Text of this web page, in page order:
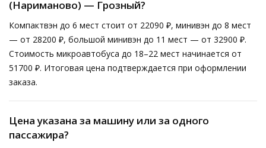
(Нариманово) — Грозный?
Компактвэн до 6 мест стоит от 22090 ₽, минивэн до 8 мест
— от 28200 ₽, большой минивэн до 11 мест — от 32900 ₽.
Стоимость микроавтобуса до 18–22 мест начинается от
51700 ₽. Итоговая цена подтверждается при оформлении
заказа.
Цена указана за машину или за одного
пассажира?